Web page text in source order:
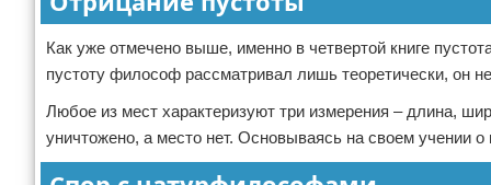
Как уже отмечено выше, именно в четвертой книге
пустоту философ рассматривал лишь теоретически, он
Любое из мест характеризуют три измерения – длина,
уничтожено, а место нет. Основываясь на своем учении